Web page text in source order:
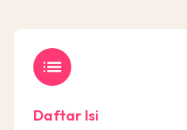
list
Daftar Isi